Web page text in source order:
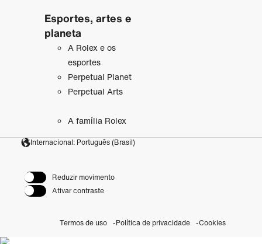
Esportes, artes e
planeta
A Rolex e os
esportes
Perpetual Planet
Perpetual Arts
A família Rolex
Internacional: Português (Brasil)
Reduzir movimento
Ativar contraste
Termos de uso Política de privacidade Cookies